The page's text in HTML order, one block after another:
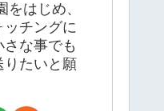
をはじめ、
ッチングに
な事でも
りたいと願